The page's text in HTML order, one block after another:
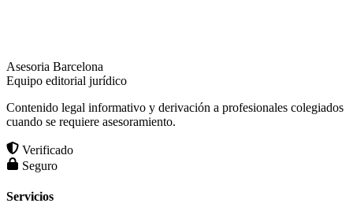
Asesoria Barcelona
Equipo editorial jurídico
Contenido legal informativo y derivación a profesionales colegiados
cuando se requiere asesoramiento.
Verificado
Seguro
Servicios